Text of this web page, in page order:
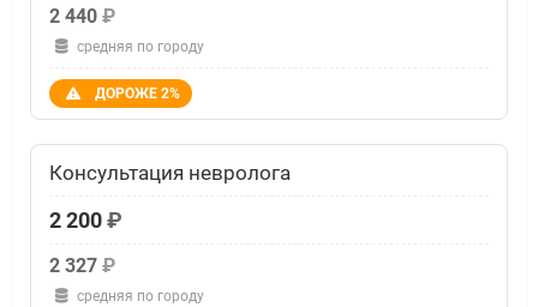
2 440 ₽
средняя по городу
ДОРОЖЕ 2%
Консультация невролога
2 200₽
2 327 ₽
средняя по городу